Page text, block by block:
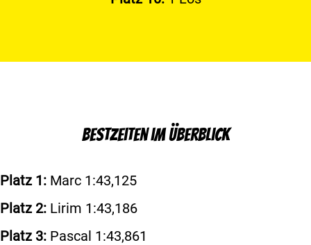
Bestzeiten im Überblick
Platz 1: Marc 1:43,125
Platz 2: Lirim 1:43,186
Platz 3: Pascal 1:43,861